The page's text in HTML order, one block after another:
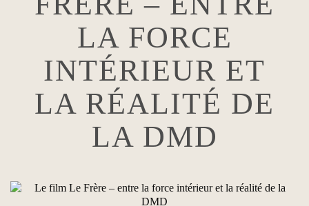
LA FORCE
INTÉRIEUR ET
LA RÉALITÉ DE
LA DMD